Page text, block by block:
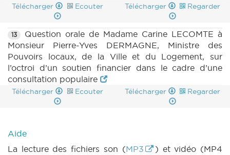
Télécharger Ecouter Télécharger Regarder
13
Question orale de Madame Carine LECOMTE à
Monsieur Pierre-Yves DERMAGNE, Ministre des
Pouvoirs locaux, de la Ville et du Logement, sur
l’octroi d’un soutien financier dans le cadre d’une
consultation populaire
Télécharger Ecouter Télécharger Regarder
Aide
La lecture des fichiers son (MP3 ) et vidéo (MP4